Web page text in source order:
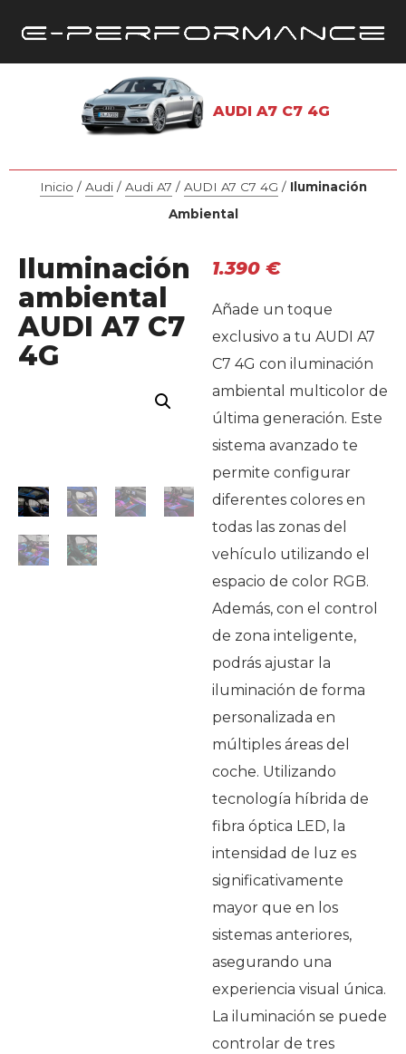
AUDI A7 C7 4G
Inicio / Audi/ Audi A7 / AUDI A7 C7 4G / Iluminación
Ambiental
Iluminación
ambiental
AUDI A7 C7
4G
1.390 €
Añade un toque
exclusivo a tu AUDI A7
C7 4G con iluminación
ambiental multicolor de
última generación. Este
sistema avanzado te
permite configurar
diferentes colores en
todas las zonas del
vehículo utilizando el
espacio de color RGB.
Además, con el control
de zona inteligente,
podrás ajustar la
iluminación de forma
personalizada en
múltiples áreas del
coche. Utilizando
tecnología híbrida de
fibra óptica LED, la
intensidad de luz es
significativamente
mayor que en los
sistemas anteriores,
asegurando una
experiencia visual única.
La iluminación se puede
controlar de tres